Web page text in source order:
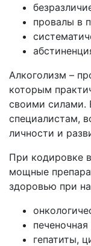
провалы в
Алкоголизм –
которым
своими силами.
специалистам,
личности и
При кодировке
мощные
здоровью при
гепатиты,